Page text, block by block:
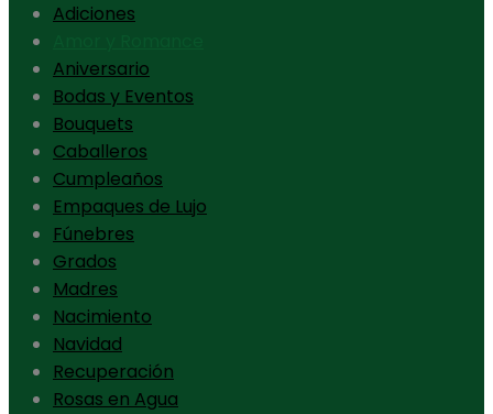
Adiciones
Aniversario
Bodas y Eventos
Bouquets
Caballeros
Cumpleaños
Empaques de Lujo
Fúnebres
Grados
Madres
Nacimiento
Navidad
Recuperación
Rosas en Agua